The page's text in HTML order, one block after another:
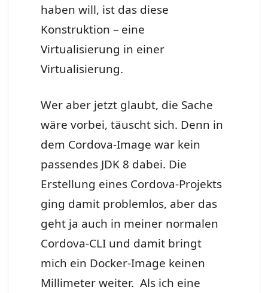
haben will, ist das diese
Konstruktion – eine
Virtualisierung in einer
Virtualisierung.
Wer aber jetzt glaubt, die Sache
wäre vorbei, täuscht sich. Denn in
dem Cordova-Image war kein
passendes JDK 8 dabei. Die
Erstellung eines Cordova-Projekts
ging damit problemlos, aber das
geht ja auch in meiner normalen
Cordova-CLI und damit bringt
mich ein Docker-Image keinen
Millimeter weiter. Als ich eine